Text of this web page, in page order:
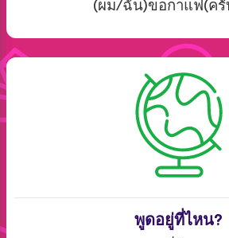
(ผม/ฉัน)ขอกาแฟ(ครั
พูดอยู่ที่ไหน?